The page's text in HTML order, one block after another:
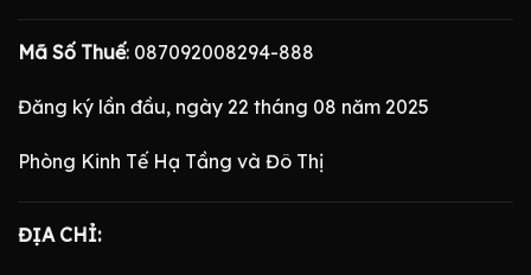
Mã Số Thuế: 087092008294-888
Đăng ký lần đầu, ngày 22 tháng 08 năm 2025
Phòng Kinh Tế Hạ Tầng và Đô Thị
ĐỊA CHỈ: